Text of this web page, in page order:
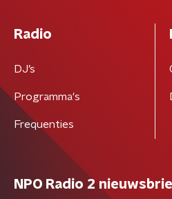
Radio
DJ’s
Programma's
Frequenties
NPO Radio 2